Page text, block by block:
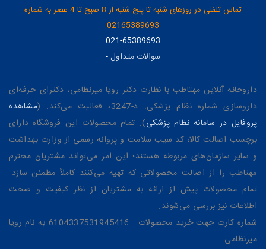
تماس تلفنی در روزهای شنبه تا پنج شنبه از 8 صبح تا 4 عصر به شماره
02165389693
021-65389693
سوالات متداول-
داروخانه آنلاین مهتاطب با نظارت دکتر رویا میرنظامی، دکترای حرفه‌ای
داروسازی شماره نظام پزشکی: د-3247، فعالیت می‌کند. (
مشاهده
پروفایل در سامانه نظام پزشکی). تمام محصولات این فروشگاه دارای
برچسب اصالت کالا، کد سیب سلامت و پروانه رسمی از وزارت بهداشت
و سایر سازمان‌های مربوطه هستند؛ این امر می‌تواند مشتریان محترم
مهتاطب را از اصالت محصولاتی که تهیه می‌کنند کاملاً مطمئن سازد.
تمام محصولات پیش از ارائه به مشتریان از نظر کیفیت و صحت
اطلاعات نیز بررسی می‌شوند.
شماره کارت جهت خرید محصولات : 6104337531945416 به نام رویا
میرنظامی